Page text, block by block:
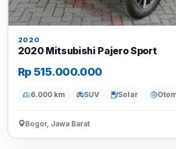
2020
2020 Mitsubishi Pajero Sport
Rp 515.000.000
6.000 km SUV Solar
Bogor, Jawa Barat